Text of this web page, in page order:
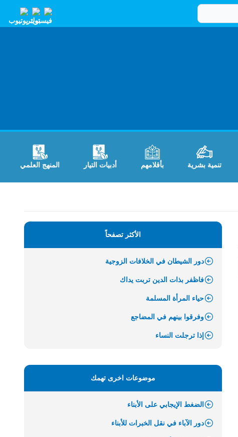
تنمية بشرية بأقلامهم أدبيات التيار المنهج العلمي
الأكثر تصفحاً
دور الشيطان في الخلافات الزوجية
فاظفر بذات الدين تربت يداك
حياء المرأة المسلمة
وفرقوا بينهم في المضاجع
إذا ترجلت النساء
موضوعات اخرى تهمك
الضغط الإيجابي على الأبناء
دور الآباء في نقل الخبرات للأبناء